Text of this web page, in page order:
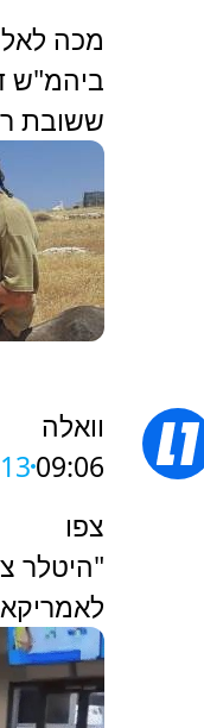
מכה
ביהמ"ש
ששובת
וואלה
09:0613 דקות
צפו
"היטלר